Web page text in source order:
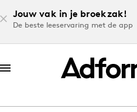
Jouw vak in je broekzak!
De beste leeservaring met de app